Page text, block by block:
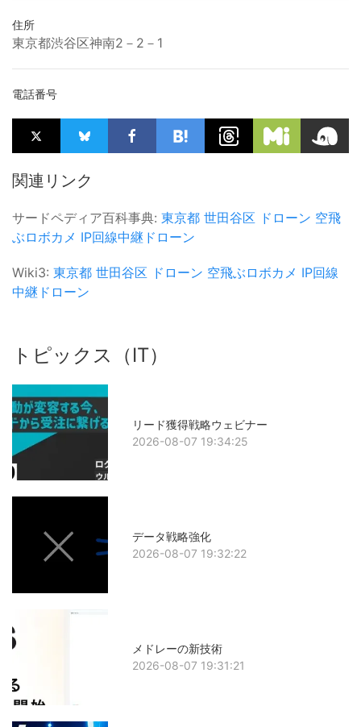
住所
東京都渋谷区神南2－2－1
電話番号
関連リンク
サードペディア百科事典: 東京都 世田谷区 ドローン 空飛
ぶロボカメ IP回線中継ドローン
Wiki3: 東京都 世田谷区 ドローン 空飛ぶロボカメ IP回線
中継ドローン
トピックス（IT）
リード獲得戦略ウェビナー
2026-08-07 19:34:25
データ戦略強化
2026-08-07 19:32:22
メドレーの新技術
2026-08-07 19:31:21